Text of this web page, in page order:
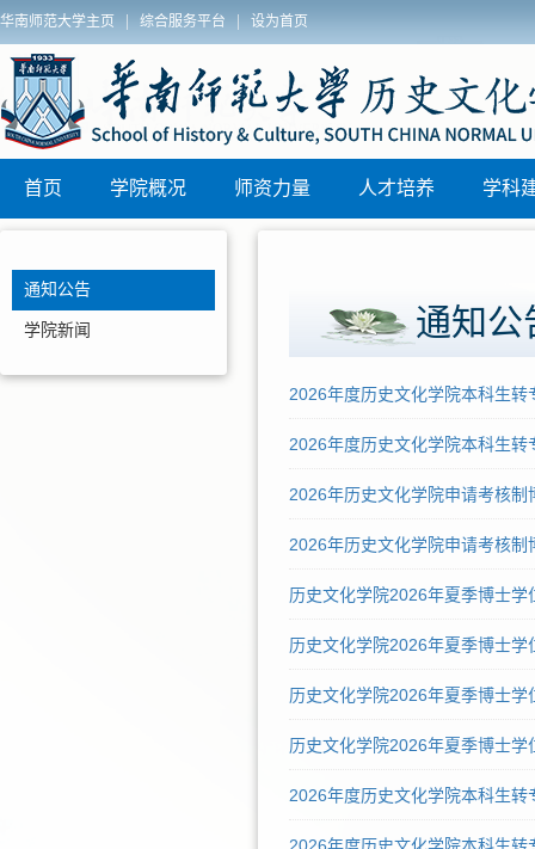
华南师范大学主页 综合服务平台 设为首页
文答辩安排
历史文化学院组织开展纵向帮扶普宁
区)联动教研活动
首页 学院概况 师资力量 人才培养 学科
通知公告
学院新闻 通知公
2026年度历史文化学院本科生
2026年度历史文化学院本科生
2026年历史文化学院申请考核
2026年历史文化学院申请考核
历史文化学院2026年夏季博士
历史文化学院2026年夏季博士
历史文化学院2026年夏季博士学
历史文化学院2026年夏季博士学
2026年度历史文化学院本科生
2026年度历史文化学院本科生